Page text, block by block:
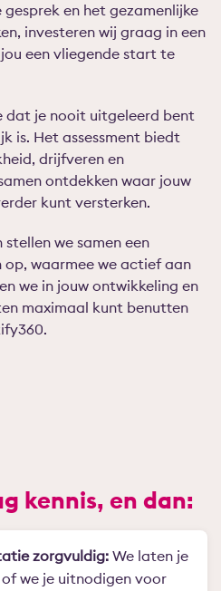
en het gezamenlijke
investeren wij graag in een
een vliegende start te
dat je nooit uitgeleerd bent
is. Het assessment biedt
drijfveren en
ontdekken waar jouw
kunt versterken.
we samen een
waarmee we actief aan
we in jouw ontwikkeling en
maximaal kunt benutten
kennis, en dan:
zorgvuldig: We laten je
we je uitnodigen voor